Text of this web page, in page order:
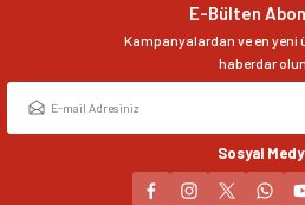
E-Bülten
Kampanyalardan ve en yeni
haberdar
Sosyal